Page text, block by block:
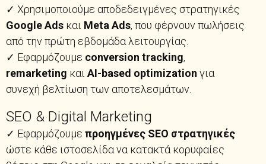
✓ Χρησιμοποιούμε αποδεδειγμένες στρατηγικές
Google Ads και Meta Ads, που φέρνουν πωλήσεις
από την πρώτη εβδομάδα λειτουργίας.
✓ Εφαρμόζουμε conversion tracking,
remarketing και AI-based optimization για
συνεχή βελτίωση των αποτελεσμάτων.
SEO & Digital Marketing
✓ Εφαρμόζουμε προηγμένες SEO στρατηγικές
ώστε κάθε ιστοσελίδα να κατακτά κορυφαίες